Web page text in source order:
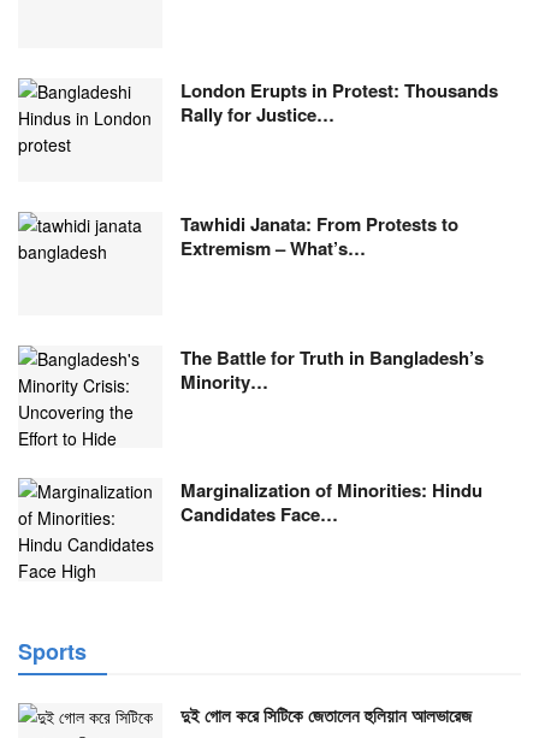
London Erupts in Protest: Thousands
Rally for Justice…
Tawhidi Janata: From Protests to
Extremism – What’s…
The Battle for Truth in Bangladesh’s
Minority…
Marginalization of Minorities: Hindu
Candidates Face…
Sports
দুই গোল করে সিটিকে জেতালেন হুলিয়ান আলভারেজ